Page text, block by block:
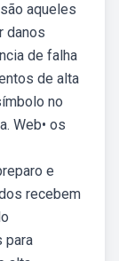
aqueles
danos
de falha
de alta
no
Web• os
e
recebem
para